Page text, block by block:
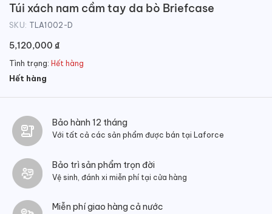
Túi xách nam cầm tay da bò Briefcase
SKU: TLA1002-D
5,120,000 ₫
Tình trạng: Hết hàng
Hết hàng
Bảo hành 12 tháng
Với tất cả các sản phẩm được bán tại Laforce
Bảo trì sản phẩm trọn đời
Vệ sinh, đánh xi miễn phí tại cửa hàng
Miễn phí giao hàng cả nước